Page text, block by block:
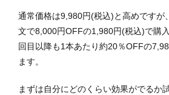
通常価格は9,980円(税込)と高めですが、
文で8,000円OFFの1,980円(税込)で購
回目以降も1本あたり約20％OFFの
ます。
まずは自分にどのくらい効果がでるか